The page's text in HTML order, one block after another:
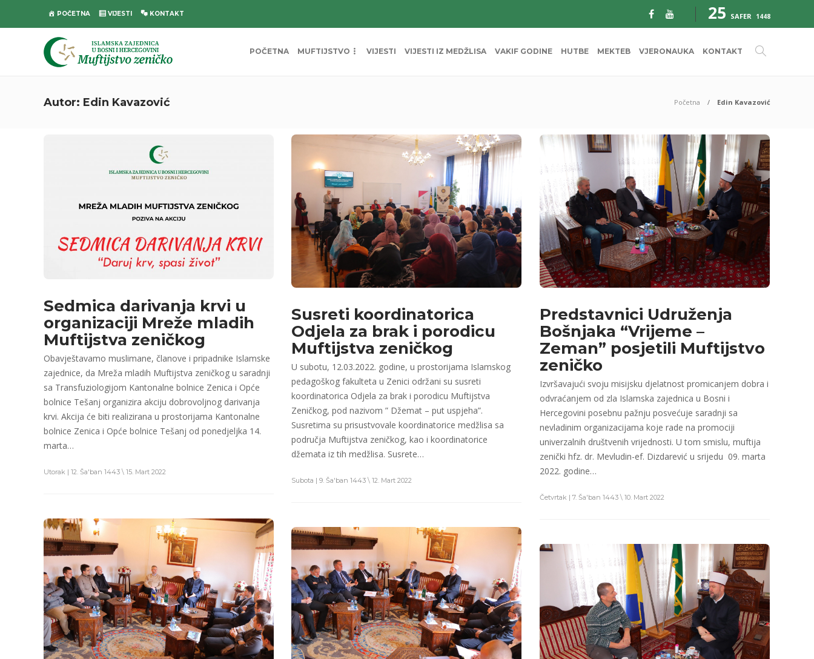
POČETNA VIJESTI KONTAKT 25 SAFER 1448
POČETNA MUFTIJSTVO VIJESTI VIJESTI IZ MEDŽLISA VAKIF GODINE HUTBE MEKTEB VJERONAUKA KONTAKT
Autor: Edin Kavazović Početna Edin Kavazović
Sedmica darivanja krvi u
organizaciji Mreže mladih
Muftijstva zeničkog
Obavještavamo muslimane, članove i pripadnike Islamske
zajednice, da Mreža mladih Muftijstva zeničkog u saradnji
sa Transfuziologijom Kantonalne bolnice Zenica i Opće
bolnice Tešanj organizira akciju dobrovoljnog darivanja
krvi. Akcija će biti realizirana u prostorijama Kantonalne
bolnice Zenica i Opće bolnice Tešanj od ponedjeljka 14.
marta…
Utorak | 12. Ša'ban 1443 \ 15. Mart 2022
Susreti koordinatorica
Odjela za brak i porodicu
Muftijstva zeničkog
U subotu, 12.03.2022. godine, u prostorijama Islamskog
pedagoškog fakulteta u Zenici održani su susreti
koordinatorica Odjela za brak i porodicu Muftijstva
Zeničkog, pod nazivom ” Džemat – put uspjeha”.
Susretima su prisustvovale koordinatorice medžlisa sa
područja Muftijstva zeničkog, kao i koordinatorice
džemata iz tih medžlisa. Susrete…
Subota | 9. Ša'ban 1443 \ 12. Mart 2022
Predstavnici Udruženja
Bošnjaka “Vrijeme –
Zeman” posjetili Muftijstvo
zeničko
Izvršavajući svoju misijsku djelatnost promicanjem dobra i
odvraćanjem od zla Islamska zajednica u Bosni i
Hercegovini posebnu pažnju posvećuje saradnji sa
nevladinim organizacijama koje rade na promociji
univerzalnih društvenih vrijednosti. U tom smislu, muftija
zenički hfz. dr. Mevludin-ef. Dizdarević u srijedu 09. marta
2022. godine…
Četvrtak | 7. Ša'ban 1443 \ 10. Mart 2022